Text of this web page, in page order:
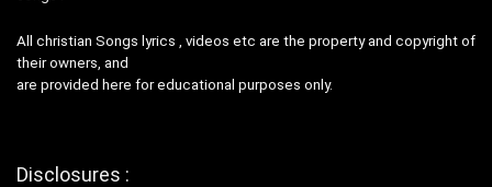
All christian Songs lyrics , videos etc are the property and copyright of
their owners, and
are provided here for educational purposes only.
Disclosures :